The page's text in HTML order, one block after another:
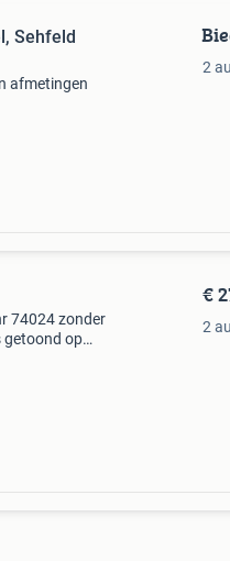
Sehfeld
afmetingen
2
74024 zonder
getoond op
€
2